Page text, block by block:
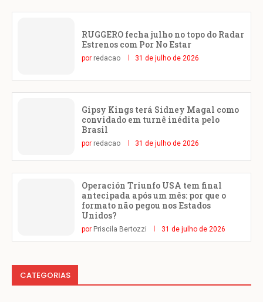
RUGGERO fecha julho no topo do Radar
Estrenos com Por No Estar
por redacao 31 de julho de 2026
Gipsy Kings terá Sidney Magal como
convidado em turnê inédita pelo
Brasil
por redacao 31 de julho de 2026
Operación Triunfo USA tem final
antecipada após um mês: por que o
formato não pegou nos Estados
Unidos?
por Priscila Bertozzi 31 de julho de 2026
CATEGORIAS